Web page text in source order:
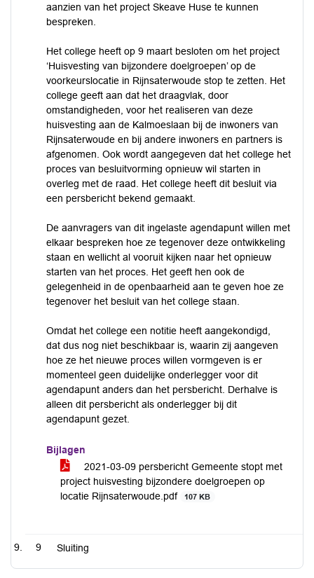
aanzien van het project Skeave Huse te kunnen
bespreken.
Het college heeft op 9 maart besloten om het project
‘Huisvesting van bijzondere doelgroepen’ op de
voorkeurslocatie in Rijnsaterwoude stop te zetten. Het
college geeft aan dat het draagvlak, door
omstandigheden, voor het realiseren van deze
huisvesting aan de Kalmoeslaan bij de inwoners van
Rijnsaterwoude en bij andere inwoners en partners is
afgenomen. Ook wordt aangegeven dat het college het
proces van besluitvorming opnieuw wil starten in
overleg met de raad. Het college heeft dit besluit via
een persbericht bekend gemaakt.
De aanvragers van dit ingelaste agendapunt willen met
elkaar bespreken hoe ze tegenover deze ontwikkeling
staan en wellicht al vooruit kijken naar het opnieuw
starten van het proces. Het geeft hen ook de
gelegenheid in de openbaarheid aan te geven hoe ze
tegenover het besluit van het college staan.
Omdat het college een notitie heeft aangekondigd,
dat dus nog niet beschikbaar is, waarin zij aangeven
hoe ze het nieuwe proces willen vormgeven is er
momenteel geen duidelijke onderlegger voor dit
agendapunt anders dan het persbericht. Derhalve is
alleen dit persbericht als onderlegger bij dit
agendapunt gezet.
Bijlagen
2021-03-09 persbericht Gemeente stopt met
project huisvesting bijzondere doelgroepen op
locatie Rijnsaterwoude.pdf
107 KB
9 Sluiting